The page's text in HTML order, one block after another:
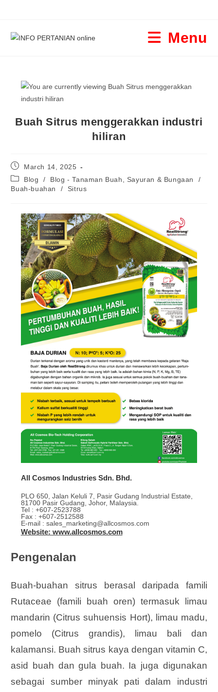
Menu
Buah Sitrus menggerakkan industri
hiliran
March 14, 2025
Blog
/ Blog - Tanaman Buah, Sayuran & Bungaan
/
Buah-buahan
/ Sitrus
All Cosmos Industries Sdn. Bhd.
PLO 650, Jalan Keluli 7, Pasir Gudang Industrial Estate,
81700 Pasir Gudang, Johor, Malaysia.
Tel : +607-2523788
Fax : +607-2512588
E-mail : sales_marketing@allcosmos.com
Website: www.allcosmos.com
Pengenalan
Buah-buahan sitrus berasal daripada famili
Rutaceae (famili buah oren) termasuk limau
mandarin (Citrus suhuensis Hort), limau madu,
pomelo (Citrus grandis), limau bali dan
kalamansi. Buah sitrus kaya dengan vitamin C,
asid buah dan gula buah. Ia juga digunakan
sebagai sumber minyak pati dalam industri